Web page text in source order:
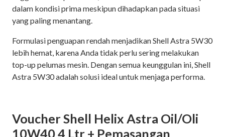
dalam kondisi prima meskipun dihadapkan pada situasi
yang paling menantang.
Formulasi penguapan rendah menjadikan Shell Astra 5W30
lebih hemat, karena Anda tidak perlu sering melakukan
top-up pelumas mesin. Dengan semua keunggulan ini, Shell
Astra 5W30 adalah solusi ideal untuk menjaga performa.
Voucher Shell Helix Astra Oil/Oli
10W40 4 Ltr + Pemasangan